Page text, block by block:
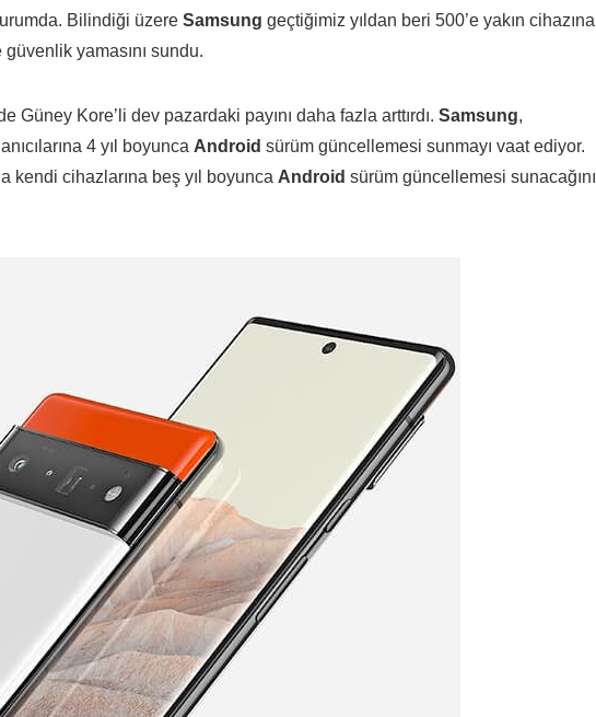
Bilindiği üzere Samsung geçtiğimiz yıldan beri 500’e yakın cihazına
yamasını sundu.
Güney Kore’li dev pazardaki payını daha fazla arttırdı. Samsung,
4 yıl boyunca Android sürüm güncellemesi sunmayı vaat ediyor.
kendi cihazlarına beş yıl boyunca Android sürüm güncellemesi sunacağını